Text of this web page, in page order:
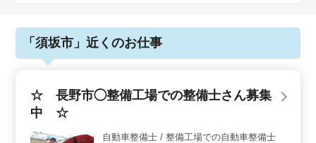
「須坂市」近くのお仕事
☆ 長野市◯整備工場での整備士さん募集
中 ☆
自動車整備士 / 整備工場での自動車整備士